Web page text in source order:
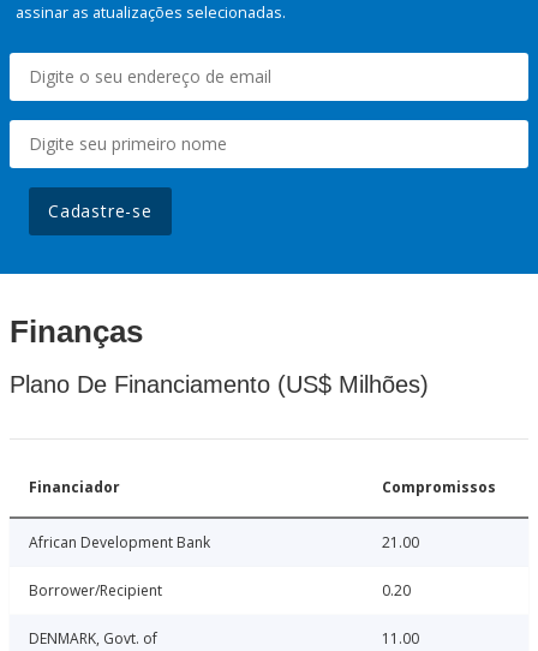
assinar as atualizações selecionadas.
Cadastre-se
Finanças
Plano De Financiamento (US$ Milhões)
Financiador Compromissos
African Development Bank 21.00
Borrower/Recipient 0.20
DENMARK, Govt. of 11.00